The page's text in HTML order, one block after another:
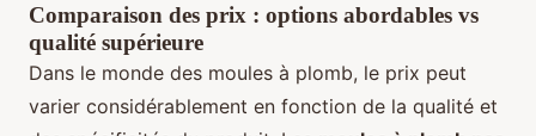
Comparaison des prix : options abordables vs
qualité supérieure
Dans le monde des moules à plomb, le prix peut
varier considérablement en fonction de la qualité et